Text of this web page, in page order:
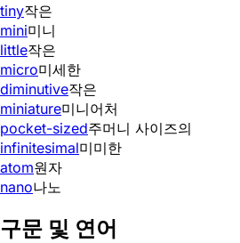
tiny작은
mini미니
little작은
micro미세한
diminutive작은
miniature미니어처
pocket-sized주머니 사이즈의
infinitesimal미미한
atom원자
nano나노
구문 및 연어